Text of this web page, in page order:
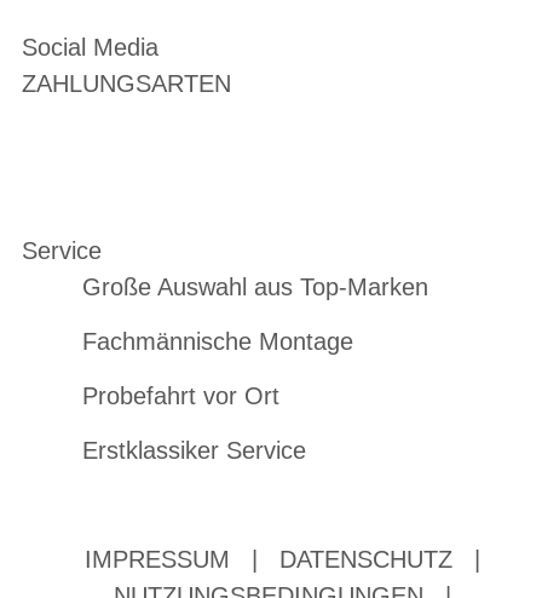
Social Media
ZAHLUNGSARTEN
Service
Große Auswahl aus Top-Marken
Fachmännische Montage
Probefahrt vor Ort
Erstklassiker Service
IMPRESSUM DATENSCHUTZ